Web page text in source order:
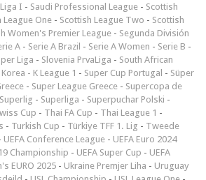
I - Saudi Professional League - Scottish
League One - Scottish League Two - Scottish
Women's Premier League - Segunda División
A - Serie A Brazil - Serie A Women - Serie B -
Liga - Slovenia PrvaLiga - South African
- K League 1 - Super Cup Portugal - Süper
- Super League Greece - Supercopa de
Superlig - Superliga - Superpuchar Polski -
Cup - Thai FA Cup - Thai League 1 -
- Turkish Cup - Türkiye TFF 1. Lig - Tweede
UEFA Conference League - UEFA Euro 2024
Championship - UEFA Super Cup - UEFA
EURO 2025 - Ukraine Premjer Liha - Uruguay